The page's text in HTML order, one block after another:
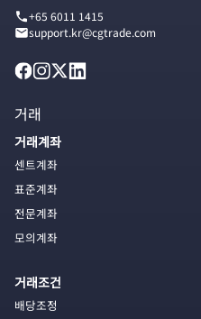
+65 6011 1415
support.kr@cgtrade.com
거래
거래계좌
센트계좌
표준계좌
전문계좌
모의계좌
거래조건
배당조정